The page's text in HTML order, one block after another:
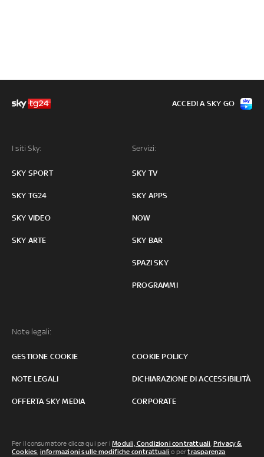
I siti Sky:
SKY SPORT
SKY TG24
SKY VIDEO
SKY ARTE
Servizi:
SKY TV
SKY APPS
NOW
SKY BAR
SPAZI SKY
PROGRAMMI
Note legali:
GESTIONE COOKIE COOKIE POLICY
NOTE LEGALI DICHIARAZIONE DI ACCESSIBILITÀ
OFFERTA SKY MEDIA CORPORATE
ACCEDI A SKY GO
Per il consumatore clicca qui per iModuli, Condizioni contrattuali, Privacy &
Cookies, informazioni sulle modifiche contrattuali o pertrasparenza